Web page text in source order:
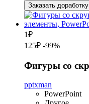
Заказать доработку
1₽
125₽ -99%
Фигуры со
pptxman
PowerPoint